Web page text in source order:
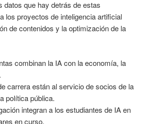
datos que hay detrás de estas
los proyectos de inteligencia artificial
de contenidos y la optimización de la
combinan la IA con la economía, la
carrera están al servicio de socios de la
política pública.
integran a los estudiantes de IA en
en curso.